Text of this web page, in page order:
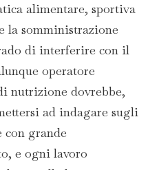
alimentare, sportiva
la somministrazione
di interferire con il
operatore
nutrizione dovrebbe,
ad indagare sugli
con grande
e ogni lavoro